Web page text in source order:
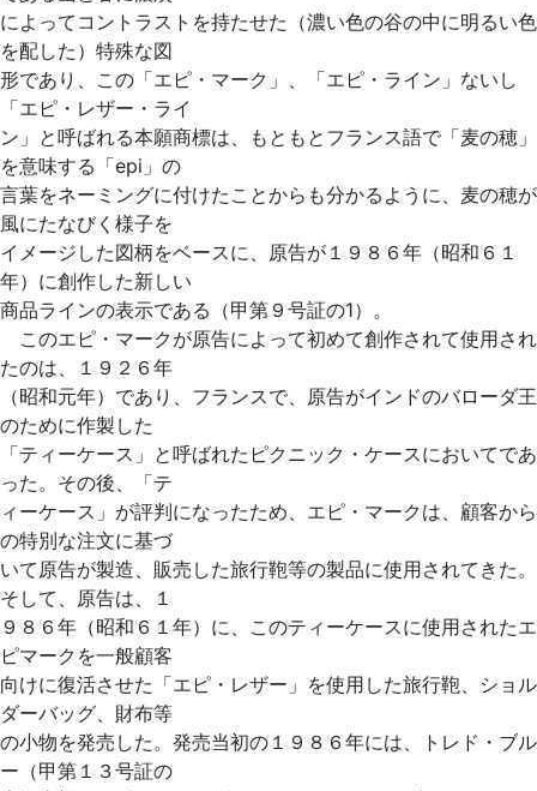
によってコントラストを持たせた（濃い色の谷の中に明るい色
を配した）特殊な図
形であり、この「エピ・マーク」、「エピ・ライン」ないし
「エピ・レザー・ライ
ン」と呼ばれる本願商標は、もともとフランス語で「麦の穂」
を意味する「epi」の
言葉をネーミングに付けたことからも分かるように、麦の穂が
風にたなびく様子を
イメージした図柄をベースに、原告が１９８６年（昭和６１
年）に創作した新しい
商品ラインの表示である（甲第９号証の1）。
このエピ・マークが原告によって初めて創作されて使用され
たのは、１９２６年
（昭和元年）であり、フランスで、原告がインドのバローダ王
のために作製した
「ティーケース」と呼ばれたピクニック・ケースにおいてであ
った。その後、「テ
ィーケース」が評判になったため、エピ・マークは、顧客から
の特別な注文に基づ
いて原告が製造、販売した旅行鞄等の製品に使用されてきた。
そして、原告は、１
９８６年（昭和６１年）に、このティーケースに使用されたエ
ピマークを一般顧客
向けに復活させた「エピ・レザー」を使用した旅行鞄、ショル
ダーバッグ、財布等
の小物を発売した。発売当初の１９８６年には、トレド・ブル
ー（甲第１３号証の